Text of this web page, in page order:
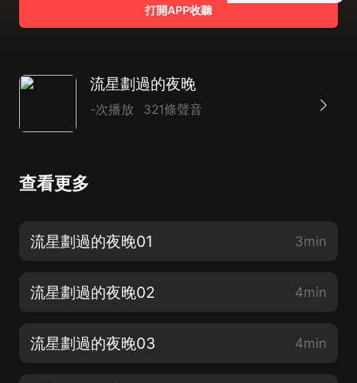
打開APP收聽
流星劃過的夜晚
-次播放 321條聲音
查看更多
流星劃過的夜晚01 3min
流星劃過的夜晚02 4min
流星劃過的夜晚03 4min